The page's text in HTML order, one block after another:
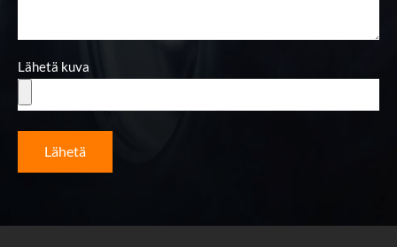
Lähetä kuva
Lähetä